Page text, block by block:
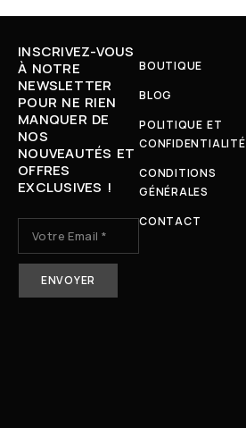
INSCRIVEZ-VOUS
À NOTRE
NEWSLETTER
POUR NE RIEN
MANQUER DE
NOS
NOUVEAUTÉS ET
OFFRES
EXCLUSIVES !
BOUTIQUE
BLOG
POLITIQUE ET
CONFIDENTIALITÉ
CONDITIONS
GÉNÉRALES
CONTACT